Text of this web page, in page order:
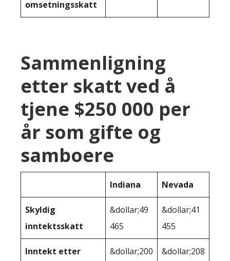
omsetningsskatt
Sammenligning
etter skatt ved å
tjene $250 000 per
år som gifte og
samboere
Indiana Nevada
Skyldig
inntektsskatt
&dollar;49
465
&dollar;41
455
Inntekt etter
&dollar;200
&dollar;208